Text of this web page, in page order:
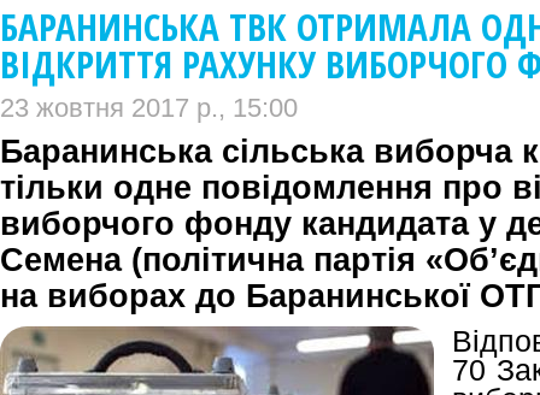
БАРАНИНСЬКА ТВК ОТРИМАЛА
ВІДКРИТТЯ РАХУНКУ ВИБОРЧОГО
23 жовтня 2017 р., 15:00
Баранинська сільська виборча
тільки одне повідомлення про
виборчого фонду кандидата у
Семена (політична партія
на виборах до Баранинської
70